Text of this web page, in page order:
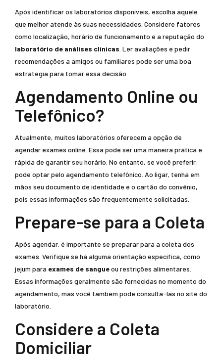
Após identificar os laboratórios disponíveis, escolha aquele
que melhor atende às suas necessidades. Considere fatores
como localização, horário de funcionamento e a reputação do
laboratório de análises clínicas . Ler avaliações e pedir
recomendações a amigos ou familiares pode ser uma boa
estratégia para tomar essa decisão.
Agendamento Online ou
Telefônico?
Atualmente, muitos laboratórios oferecem a opção de
agendar exames online. Essa pode ser uma maneira prática e
rápida de garantir seu horário. No entanto, se você preferir,
pode optar pelo agendamento telefônico. Ao ligar, tenha em
mãos seu documento de identidade e o cartão do convênio,
pois essas informações são frequentemente solicitadas.
Prepare-se para a Coleta
Após agendar, é importante se preparar para a coleta dos
exames. Verifique se há alguma orientação específica, como
jejum para exames de sangueou restrições alimentares.
Essas informações geralmente são fornecidas no momento do
agendamento, mas você também pode consultá-las no site do
laboratório.
Considere a Coleta
Domiciliar